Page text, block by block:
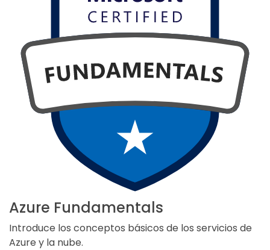
Azure Fundamentals
Introduce los conceptos básicos de los servicios de
Azure y la nube.